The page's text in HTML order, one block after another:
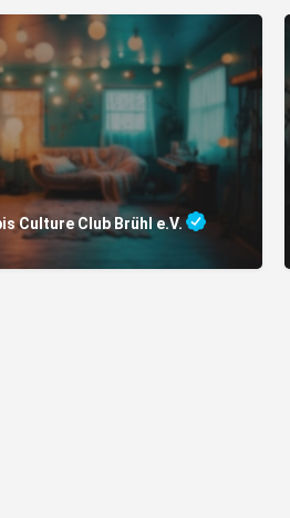
Culture Club Brühl e.V.